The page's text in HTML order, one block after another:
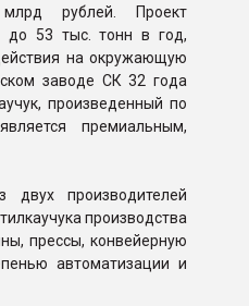
рублей. Проект
до 53 тыс. тонн в год,
на окружающую
заводе СК 32 года
произведенный по
премиальным,
двух производителей
производства
прессы, конвейерную
автоматизации и